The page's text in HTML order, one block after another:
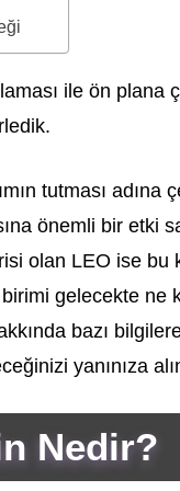
ile ön plana
tutması
önemli bir etki
olan LEO ise bu
gelecekte ne
bazı
yanınıza
Nedir?